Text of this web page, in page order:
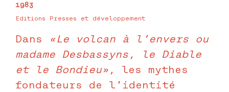
1983
Editions Presses et développement
Dans
«Le volcan à l’envers ou
madame Desbassyns, le Diable
et le Bondieu»,
les mythes
fondateurs de l’identité